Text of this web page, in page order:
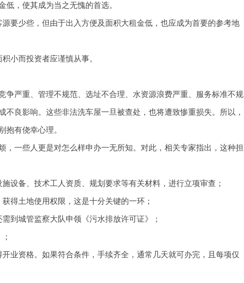
低，使其成为当之无愧的首选。
要少些，但由于出入方便及面积大租金低，也应成为首要的参考地
小而投资者应谨慎从事。
争严重、管理不规范、选址不合理、水资源浪费严重、服务标准不规
良影响。这些非法洗车屋一旦被查处，也将遭致惨重损失。所以，
抱有侥幸心理。
，一些人更是对怎么样申办一无所知。对此，相关专家指出，这种担
设备、技术工人资质、规划要求等有关材料，进行立项审查；
得土地使用权限，这是十分关键的一环；
到城管监察大队申领《污水排放许可证》；
业资格。如果符合条件，手续齐全，通常几天就可办完，且每项仅